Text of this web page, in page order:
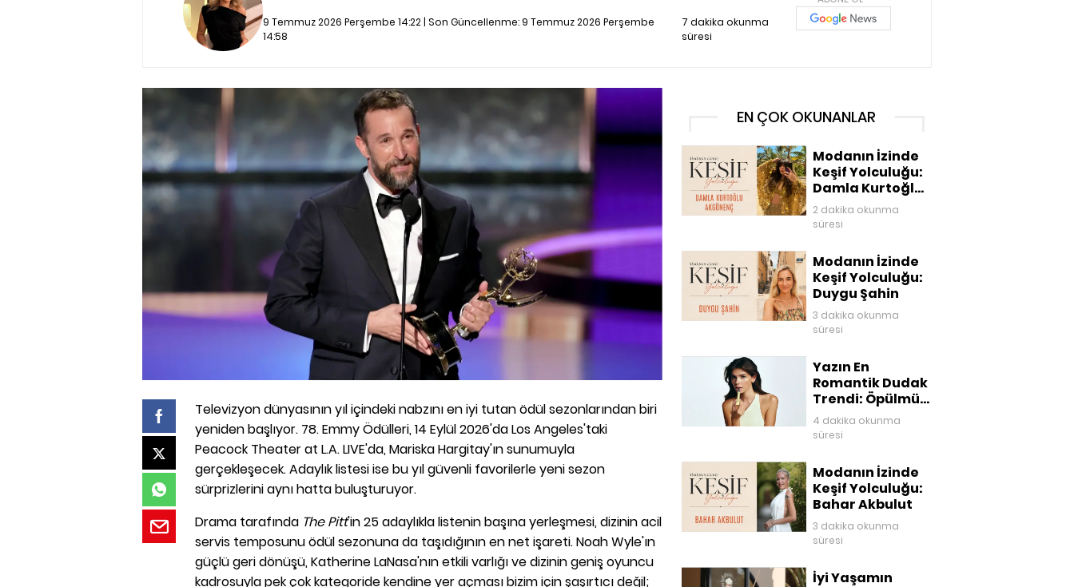
9 Temmuz 2026 Perşembe 14:22 | Son Güncellenme: 9 Temmuz 2026 Perşembe
14:58
7 dakika okunma
süresi
Televizyon dünyasının yıl içindeki nabzını en iyi tutan ödül sezonlarından biri
yeniden başlıyor. 78. Emmy Ödülleri, 14 Eylül 2026'da Los Angeles'taki
Peacock Theater at L.A. LIVE'da, Mariska Hargitay'ın sunumuyla
gerçekleşecek. Adaylık listesi ise bu yıl güvenli favorilerle yeni sezon
sürprizlerini aynı hatta buluşturuyor.
Drama tarafında The Pitt'in 25 adaylıkla listenin başına yerleşmesi, dizinin acil
servis temposunu ödül sezonuna da taşıdığının en net işareti. Noah Wyle'ın
güçlü geri dönüşü, Katherine LaNasa'nın etkili varlığı ve dizinin geniş oyuncu
kadrosuyla pek çok kategoride kendine yer açması bizim için şaşırtıcı değil;
EN ÇOK OKUNANLAR
Modanın İzinde
Keşif Yolculuğu:
Damla Kurtoğlu
Akgönenç
2 dakika okunma
süresi
Modanın İzinde
Keşif Yolculuğu:
Duygu Şahin
3 dakika okunma
süresi
Yazın En
Romantik Dudak
Trendi: Öpülmüş
Dudaklar
4 dakika okunma
süresi
Modanın İzinde
Keşif Yolculuğu:
Bahar Akbulut
3 dakika okunma
süresi
İyi Yaşamın